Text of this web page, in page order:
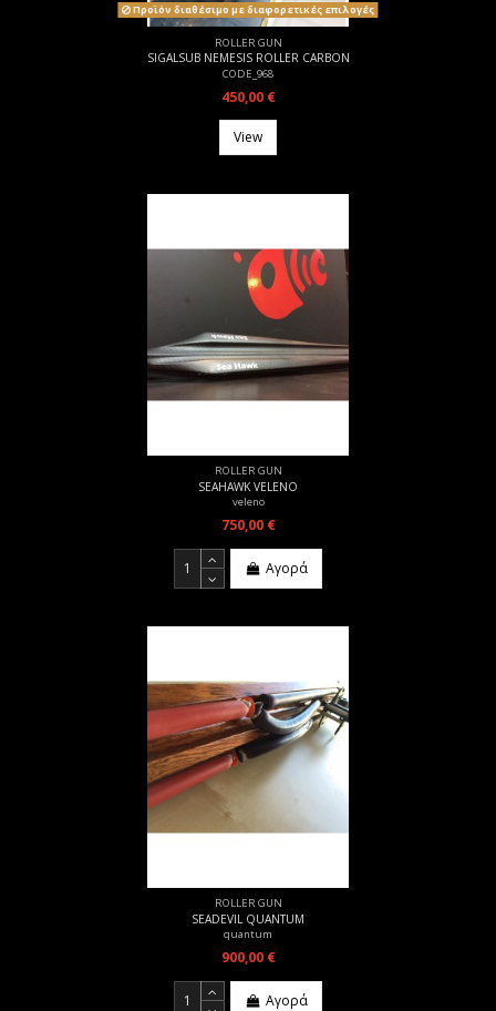
Προϊόν διαθέσιμο με διαφορετικές επιλογές
ROLLER GUN
SIGALSUB NEMESIS ROLLER CARBON
CODE_968
450,00 €
View
ROLLER GUN
SEAHAWK VELENO
veleno
750,00 €
Αγορά
ROLLER GUN
SEADEVIL QUANTUM
quantum
900,00 €
Αγορά